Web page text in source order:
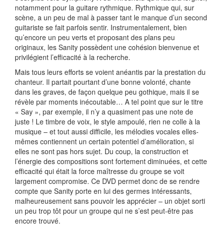
notamment pour la guitare rythmique. Rythmique qui, sur
scène, a un peu de mal à passer tant le manque d’un second
guitariste se fait parfois sentir. Instrumentalement, bien
qu’encore un peu verts et proposant des plans peu
originaux, les Sanity possèdent une cohésion bienvenue et
privilégient l’efficacité à la recherche.
Mais tous leurs efforts se voient anéantis par la prestation du
chanteur. Il partait pourtant d’une bonne volonté, chante
dans les graves, de façon quelque peu gothique, mais il se
révèle par moments inécoutable… A tel point que sur le titre
« Say », par exemple, il n’y a quasiment pas une note de
juste ! Le timbre de voix, le style ampoulé, rien ne colle à la
musique – et tout aussi difficile, les mélodies vocales elles-
mêmes contiennent un certain potentiel d’amélioration, si
elles ne sont pas hors sujet. Du coup, la construction et
l’énergie des compositions sont fortement diminuées, et cette
efficacité qui était la force maîtresse du groupe se voit
largement compromise. Ce DVD permet donc de se rendre
compte que Sanity porte en lui des germes intéressants,
malheureusement sans pouvoir les apprécier – un objet sorti
un peu trop tôt pour un groupe qui ne s’est peut-être pas
encore trouvé.